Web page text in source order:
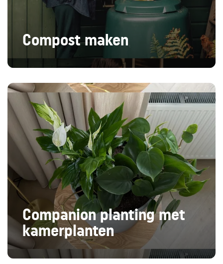
Compost maken
Companion planting met
kamerplanten